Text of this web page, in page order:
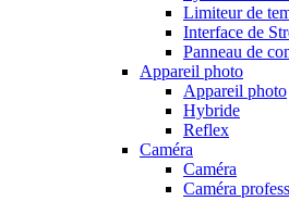
Limiteur de
Interface de
Panneau de
Appareil photo
Appareil photo
Hybride
Reflex
Caméra
Caméra
Caméra